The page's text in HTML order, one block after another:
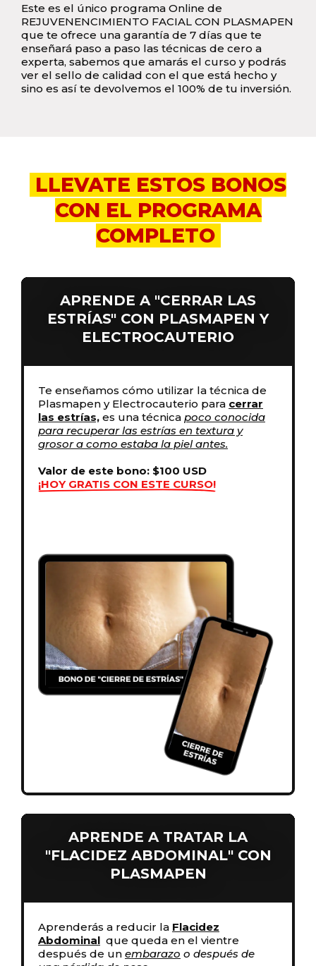
Este es el único programa Online de
REJUVENENCIMIENTO FACIAL CON PLASMAPEN
que te ofrece una garantía de 7 días que te
enseñará paso a paso las técnicas de cero a
experta, sabemos que amarás el curso y podrás
ver el sello de calidad con el que está hecho y
sino es así te devolvemos el 100% de tu inversión.
LLEVATE ESTOS BONOS
CON EL PROGRAMA
COMPLETO
APRENDE A "CERRAR LAS
ESTRÍAS" CON PLASMAPEN Y
ELECTROCAUTERIO
Te enseñamos cómo utilizar la técnica de
Plasmapen y Electrocauterio para cerrar
las estrías, es una técnica poco conocida
para recuperar las estrías en textura y
grosor a como estaba la piel antes.
Valor de este bono: $100 USD
¡HOY GRATIS CON ESTE CURSO!
APRENDE A TRATAR LA
"FLACIDEZ ABDOMINAL" CON
PLASMAPEN
Aprenderás a reducir la Flacidez
Abdominal que queda en el vientre
después de un embarazo o después de